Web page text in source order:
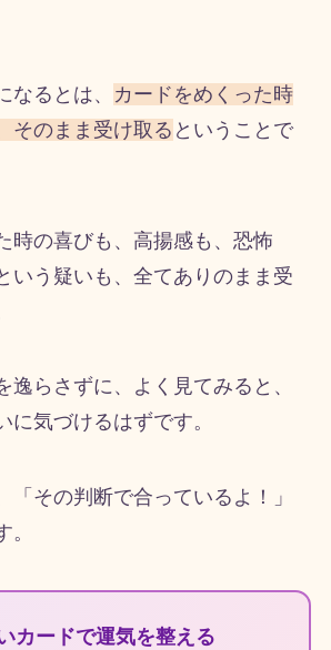
なるとは、
カードをめくった時
そのまま受け取る ということで
時の喜びも、高揚感も、恐怖
いう疑いも、全てありのまま受
逸らさずに、よく見てみると、
に気づけるはずです。
「その判断で合っているよ！」
カードで運気を整える